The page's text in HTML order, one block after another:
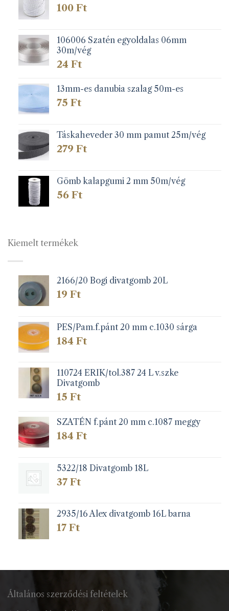
100 Ft
106006 Szatén egyoldalas 06mm
30m/vég
24 Ft
13mm-es danubia szalag 50m-es
75 Ft
Táskaheveder 30 mm pamut 25m/vég
279 Ft
Gömb kalapgumi 2 mm 50m/vég
56 Ft
Kiemelt termékek
2166/20 Bogi divatgomb 20L
19 Ft
PES/Pam.f.pánt 20 mm c.1030 sárga
184 Ft
110724 ERIK/tol.387 24 L v.szke
Divatgomb
15 Ft
SZATÉN f.pánt 20 mm c.1087 meggy
184 Ft
5322/18 Divatgomb 18L
37 Ft
2935/16 Alex divatgomb 16L barna
17 Ft
Általános szerződési feltételek